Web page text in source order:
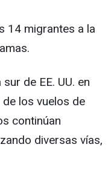
14 migrantes a la
de EE. UU. en
los vuelos de
continúan
diversas vías,